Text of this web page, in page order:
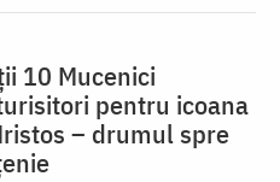
10 Mucenici
pentru icoana
– drumul spre